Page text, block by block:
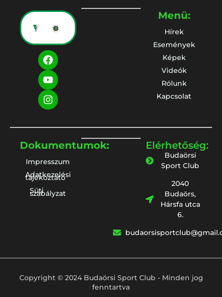
Menü:
Hírek
Események
Képek
Videók
Rólunk
Kapcsolat
Dokumentumok:
Impresszum
Adatkezelési
tájékoztató
Süti
szabályzat
Elérhetőség:
Budaörsi
Sport Club
2040
Budaörs,
Hársfa utca
6.
Copyright © 2024 Budaörsi Sport Club - Minden jog
fenntartva